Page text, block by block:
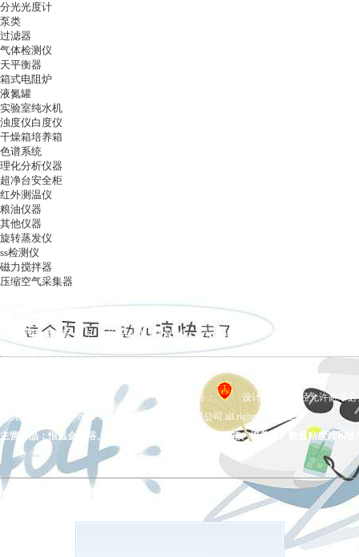
分光光度计
泵类
过滤器
气体检测仪
天平衡器
箱式电阻炉
液氮罐
实验室纯水机
浊度仪白度仪
干燥箱培养箱
色谱系统
理化分析仪器
超净台安全柜
红外测温仪
粮油仪器
其他仪器
旋转蒸发仪
ss检测仪
磁力搅拌器
压缩空气采集器
ag凯发k8国际 | 关于ag凯发k8国际 | ag凯发k8国际的产品展示
备案号：
设计制作，未经允许翻录
ag凯发k8国际 copyright © 上海五相仪器仪表有限公司 all rights reserved.
主营产品：恒温金属浴、拍打式均质器、氮吹仪、干燥箱、培养箱、数显粘度计和
ag凯发k8国际的友情链接：